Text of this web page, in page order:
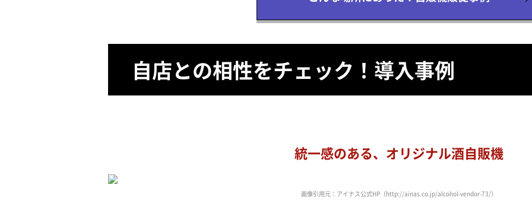
自店との相性をチェック！ 導入事例
統一感のある、オリジナル酒自販機
画像引用元：アイナス公式HP（http://ainas.co.jp/alcohol-vendor-73/）